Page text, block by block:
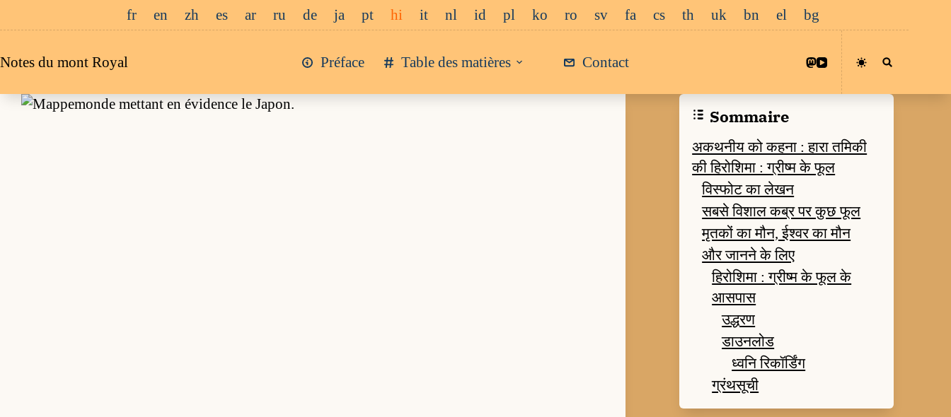
au
fr en zh es ar ru de ja pt hi it nl id pl ko ro sv fa cs th uk bn el bg
Notes du mont Royal Préface Table des matières Contact
Sommaire
अकथनीय को कहना : हारा तमिकी
की हिरोशिमा : ग्रीष्म के फूल
विस्फोट का लेखन
सबसे विशाल कब्र पर कुछ फूल
मृतकों का मौन, ईश्वर का मौन
और जानने के लिए
हिरोशिमा : ग्रीष्म के फूल के
आसपास
उद्धरण
डाउनलोड
ध्वनि रिकॉर्डिंग
ग्रंथसूची